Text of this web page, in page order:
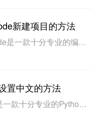
新建项目的方法
KittenCode是一款十分专业的编程软件，该软件给用户提供了可视化的操作界面，支持Python语言的编程开发以及第三方库管理，并且提供了很多实用的工具，功能十分强大。我们在使用这款软件进行编程开发的过程中，最基本、最常做的操作就是新建项目，因此我们很有必要掌握新建项目的方法。但是这款软件的专业性...
置中文的方法
Thonny是一款十分专业的Python编辑软件，该软件界面清爽简单，给用户提供了丰富的编程工具，具备代码补全、语法错误显示等功能，非常的适合新手使用。该软件还支持多种语言，所以在下载这款软件的时候，有时候下载到电脑中的软件是英文版本的，这对于英语基础较差的小伙伴来说，使用这款软件就会变得十分困难，...